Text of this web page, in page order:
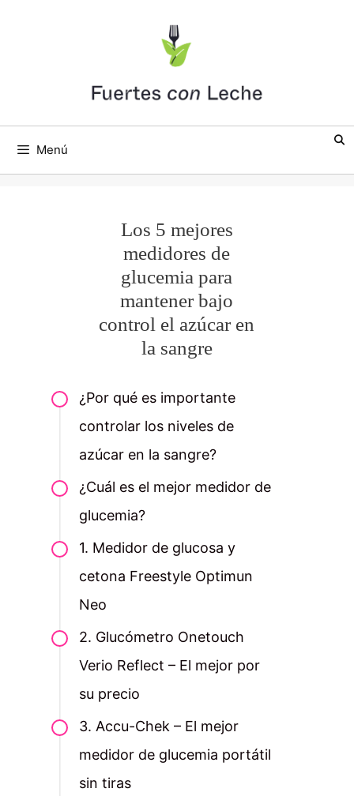
Menú
Los 5 mejores
medidores de
glucemia para
mantener bajo
control el azúcar en
la sangre
¿Por qué es importante
controlar los niveles de
azúcar en la sangre?
¿Cuál es el mejor medidor de
glucemia?
1. Medidor de glucosa y
cetona Freestyle Optimun
Neo
2. Glucómetro Onetouch
Verio Reflect – El mejor por
su precio
3. Accu-Chek – El mejor
medidor de glucemia portátil
sin tiras